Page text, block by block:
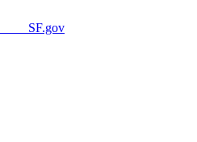
SF.gov